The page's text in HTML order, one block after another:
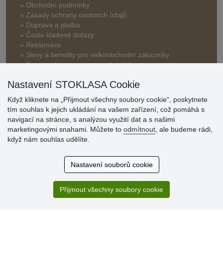
» Obchodní podmínky
» Zásady ochrany osobních údajů
» Doprava a platba
» Často kladené dotazy
» Reklamace
» Slevy a benefity pro velkoobchodní zákazníky
» Bonusový program na prodejnách
Hodnocení
Nastavení STOKLASA Cookie
Když kliknete na „Přijmout všechny soubory cookie“, poskytnete
tím souhlas k jejich ukládání na vašem zařízení, což pomáhá s
navigací na stránce, s analýzou využití dat a s našimi
marketingovými snahami. Můžete to odmítnout , ale budeme rádi,
když nám souhlas udělíte.
Nastavení souborů cookie
Přijmout všechny soubory cookie